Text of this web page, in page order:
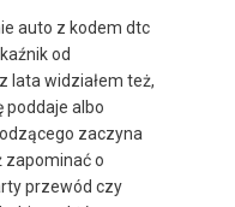
auto z kodem dtc
od
lata widziałem też,
poddaje albo
zaczyna
zapominać o
przewód czy